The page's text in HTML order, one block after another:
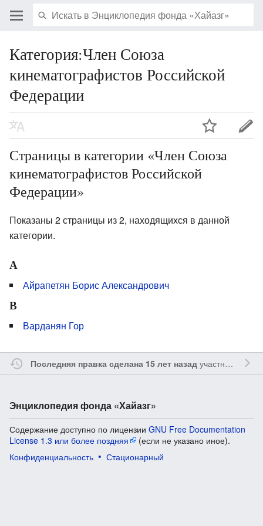
Категория:Член Союза
кинематографистов Российской
Федерации
Страницы в категории «Член Союза
кинематографистов Российской
Федерации»
Показаны 2 страницы из 2, находящихся в данной
категории.
А
Айрапетян Борис Александрович
В
Варданян Гор
Последняя правка сделана 15 лет назадучастником
Энциклопедия фонда «Хайазг»
Содержание доступно по лицензии GNU Free Documentation
License 1.3 или более поздняя
(если не указано иное).
Конфиденциальность
Стационарный